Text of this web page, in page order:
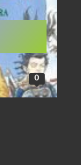
0